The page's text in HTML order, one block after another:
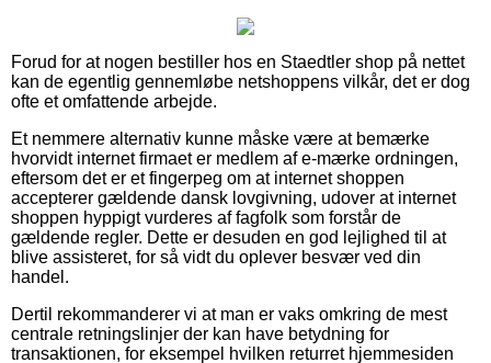
Forud for at nogen bestiller hos en Staedtler shop på nettet
kan de egentlig gennemløbe netshoppens vilkår, det er dog
ofte et omfattende arbejde.
Et nemmere alternativ kunne måske være at bemærke
hvorvidt internet firmaet er medlem af e-mærke ordningen,
eftersom det er et fingerpeg om at internet shoppen
accepterer gældende dansk lovgivning, udover at internet
shoppen hyppigt vurderes af fagfolk som forstår de
gældende regler. Dette er desuden en god lejlighed til at
blive assisteret, for så vidt du oplever besvær ved din
handel.
Dertil rekommanderer vi at man er vaks omkring de mest
centrale retningslinjer der kan have betydning for
transaktionen, for eksempel hvilken returret hjemmesiden